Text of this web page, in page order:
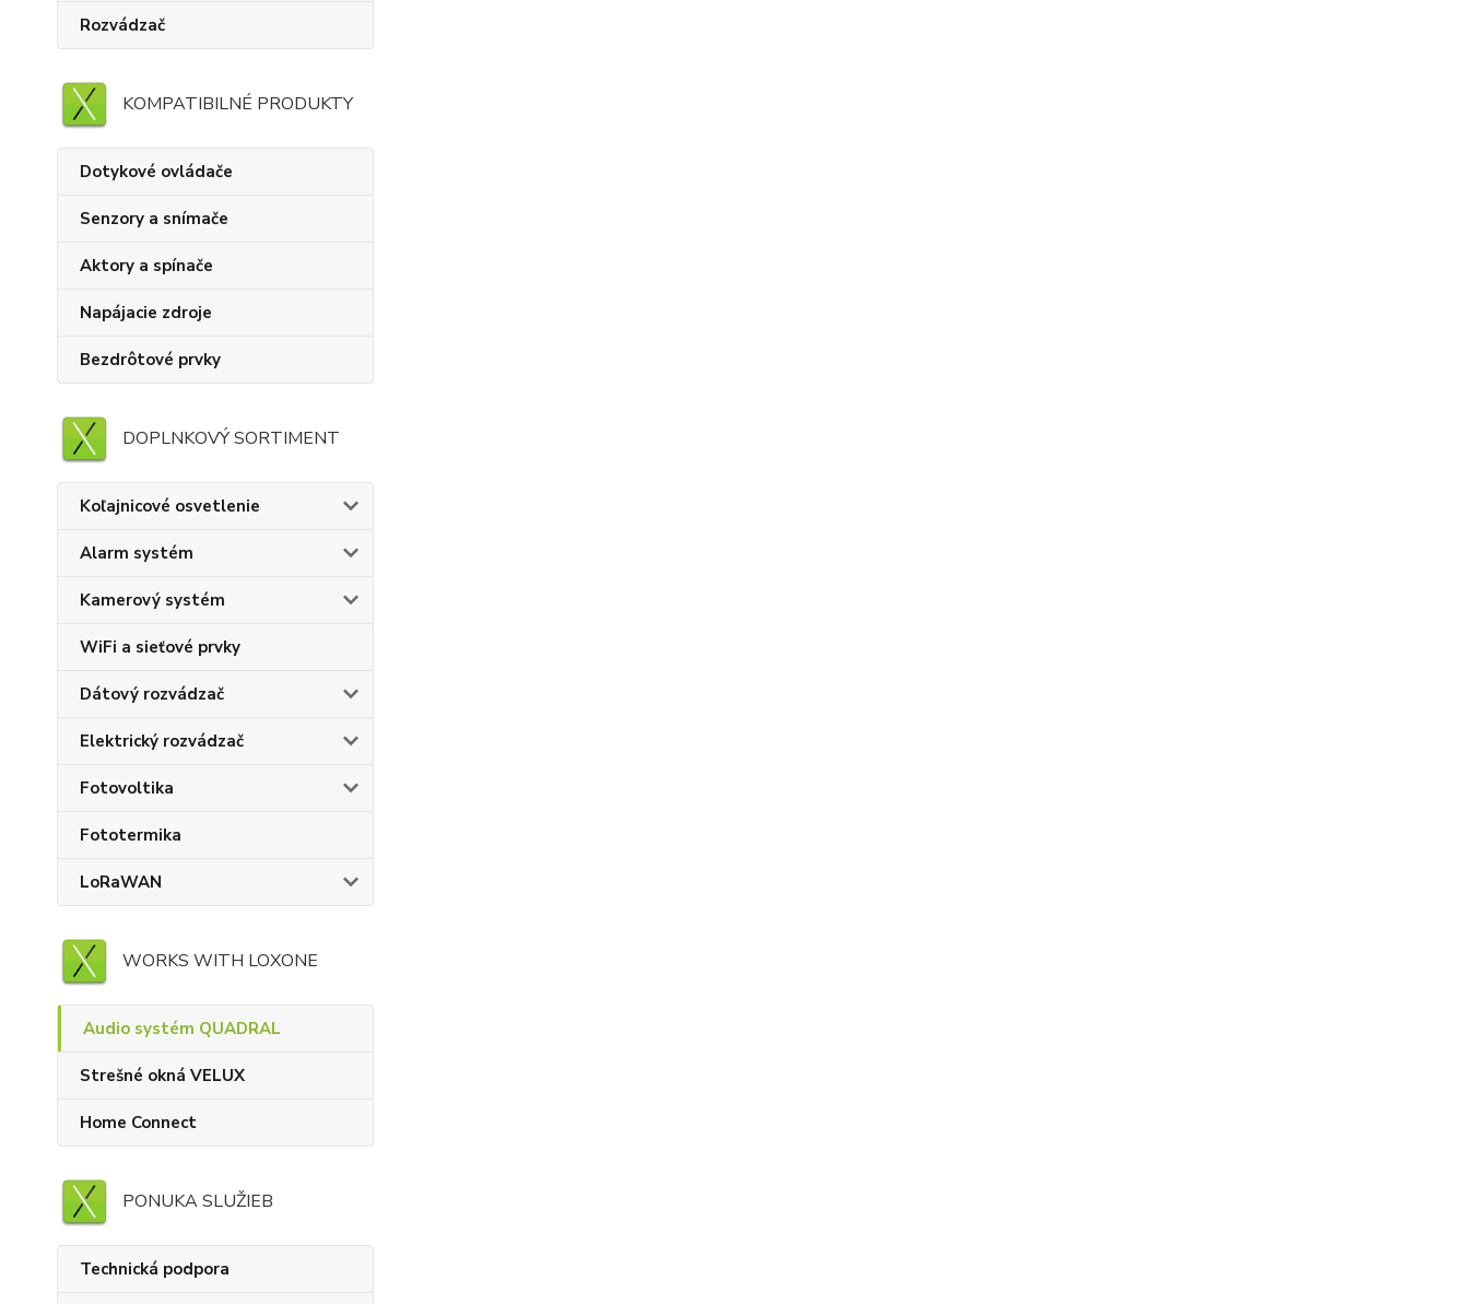
Rozvádzač
KOMPATIBILNÉ PRODUKTY
Dotykové ovládače
Senzory a snímače
Aktory a spínače
Napájacie zdroje
Bezdrôtové prvky
DOPLNKOVÝ SORTIMENT
Koľajnicové osvetlenie
Alarm systém
Kamerový systém
WiFi a sieťové prvky
Dátový rozvádzač
Elektrický rozvádzač
Fotovoltika
Fototermika
LoRaWAN
WORKS WITH LOXONE
Audio systém QUADRAL
Strešné okná VELUX
Home Connect
PONUKA SLUŽIEB
Technická podpora